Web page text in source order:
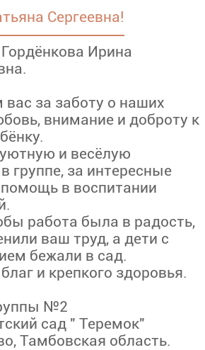
Сергеевна!
Ирина
вас за заботу о наших
внимание и доброту к
и весёлую
группе, за интересные
помощь в воспитании
работа была в радость,
ваш труд, а дети с
бежали в сад.
и крепкого здоровья.
№2
сад " Теремок"
Тамбовская область.